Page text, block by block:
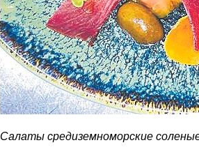
Салаты средиземноморские